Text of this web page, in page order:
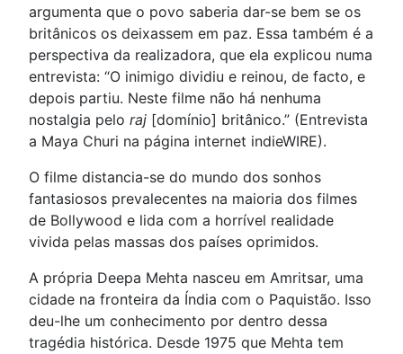
argumenta que o povo saberia dar-se bem se os
britânicos os deixassem em paz. Essa também é a
perspectiva da realizadora, que ela explicou numa
entrevista: “O inimigo dividiu e reinou, de facto, e
depois partiu. Neste filme não há nenhuma
nostalgia pelo raj [domínio] britânico.” (Entrevista
a Maya Churi na página internet indieWIRE).
O filme distancia-se do mundo dos sonhos
fantasiosos prevalecentes na maioria dos filmes
de Bollywood e lida com a horrível realidade
vivida pelas massas dos países oprimidos.
A própria Deepa Mehta nasceu em Amritsar, uma
cidade na fronteira da Índia com o Paquistão. Isso
deu-lhe um conhecimento por dentro dessa
tragédia histórica. Desde 1975 que Mehta tem